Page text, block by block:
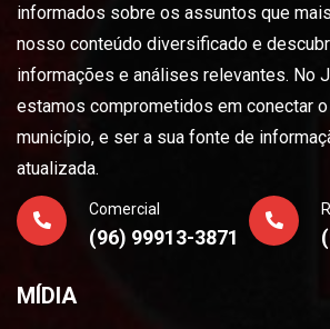
informados sobre os assuntos que
nosso conteúdo diversificado e
informações e análises relevantes. No
estamos comprometidos em conectar o
município, e ser a sua fonte de
atualizada.
Comercial
(96) 99913-3871
MÍDIA